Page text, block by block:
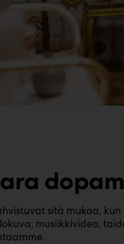
sitä mukaa,
musiikkivideo,